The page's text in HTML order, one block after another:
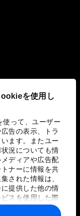
を使用し
使って、ユーザー
告の表示、トラ
ます。またユー
況についても情
ディアや広告配
ナーに情報を共
された情報は、
提供した他の情
スを使用した際
わされ、各パー